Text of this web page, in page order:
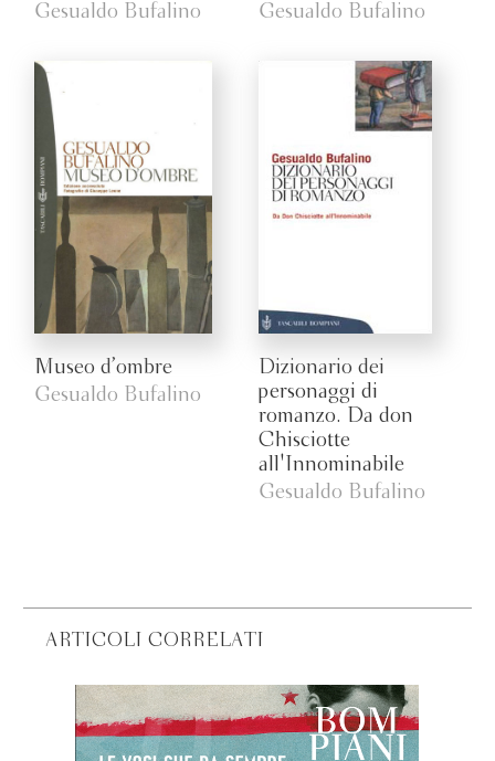
Gesualdo Bufalino
Gesualdo Bufalino
Museo d’ombre
Gesualdo Bufalino
Dizionario dei
personaggi di
romanzo. Da don
Chisciotte
all'Innominabile
Gesualdo Bufalino
ARTICOLI CORRELATI